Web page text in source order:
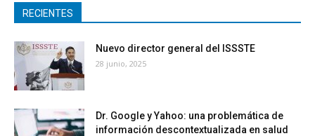
RECIENTES
Nuevo director general del ISSSTE
28 junio, 2025
Dr. Google y Yahoo: una problemática de
información descontextualizada en salud